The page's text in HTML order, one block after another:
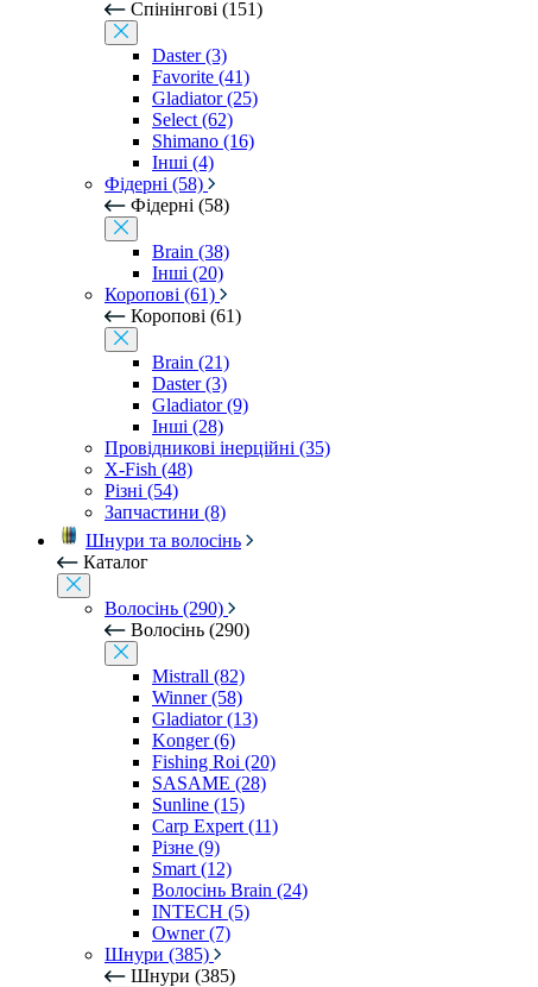
Спінінгові (151)
Daster (3)
Favorite (41)
Gladiator (25)
Select (62)
Shimano (16)
Інші (4)
Фідерні (58)
Фідерні (58)
Brain (38)
Інші (20)
Коропові (61)
Коропові (61)
Brain (21)
Daster (3)
Gladiator (9)
Інші (28)
Провідникові інерційні (35)
X-Fish (48)
Різні (54)
Запчастини (8)
Шнури та волосінь
Каталог
Волосінь (290)
Волосінь (290)
Mistrall (82)
Winner (58)
Gladiator (13)
Konger (6)
Fishing Roi (20)
SASAME (28)
Sunline (15)
Carp Expert (11)
Різне (9)
Smart (12)
Волосінь Brain (24)
INTECH (5)
Owner (7)
Шнури (385)
Шнури (385)